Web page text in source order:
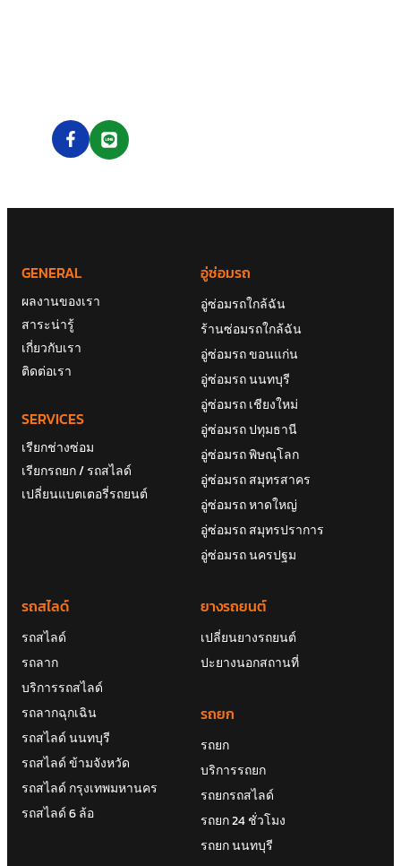
GENERAL
ผลงานของเรา
สาระน่ารู้
เกี่ยวกับเรา
ติดต่อเรา
SERVICES
เรียกช่างซ่อม
เรียกรถยก / รถสไลด์
เปลี่ยนแบตเตอรี่รถยนต์
อู่ซ่อมรถ
อู่ซ่อมรถใกล้ฉัน
ร้านซ่อมรถใกล้ฉัน
อู่ซ่อมรถ ขอนแก่น
อู่ซ่อมรถ นนทบุรี
อู่ซ่อมรถ เชียงใหม่
อู่ซ่อมรถ ปทุมธานี
อู่ซ่อมรถ พิษณุโลก
อู่ซ่อมรถ สมุทรสาคร
อู่ซ่อมรถ หาดใหญ่
อู่ซ่อมรถ สมุทรปราการ
อู่ซ่อมรถ นครปฐม
รถสไลด์
รถสไลด์
รถลาก
บริการรถสไลด์
รถลากฉุกเฉิน
รถสไลด์ นนทบุรี
รถสไลด์ ข้ามจังหวัด
รถสไลด์ กรุงเทพมหานคร
รถสไลด์ 6 ล้อ
ยางรถยนต์
เปลี่ยนยางรถยนต์
ปะยางนอกสถานที่
รถยก
รถยก
บริการรถยก
รถยกรถสไลด์
รถยก 24 ชั่วโมง
รถยก นนทบุรี